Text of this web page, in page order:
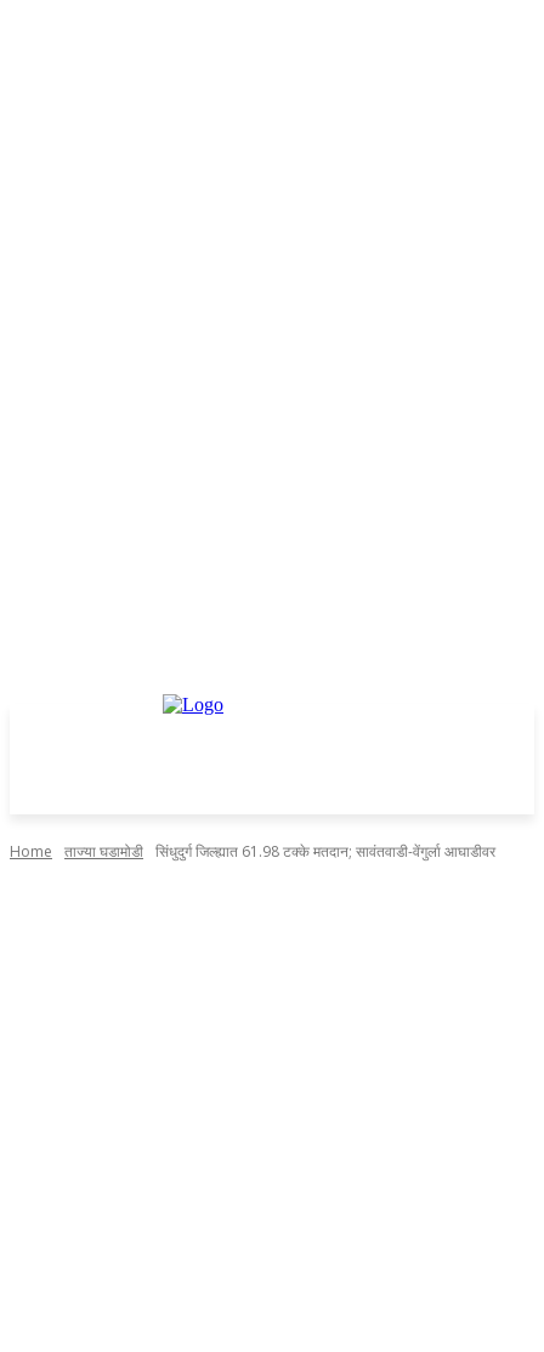
Home ताज्या घडामोडी सिंधुदुर्ग जिल्ह्यात 61.98 टक्के मतदान; सावंतवाडी-वेंगुर्ला आघाडीवर